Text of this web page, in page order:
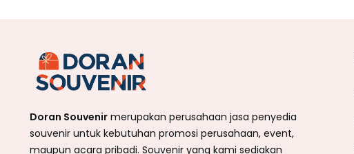
Doran Souvenir merupakan perusahaan jasa penyedia
souvenir untuk kebutuhan promosi perusahaan, event,
maupun acara pribadi. Souvenir yang kami sediakan